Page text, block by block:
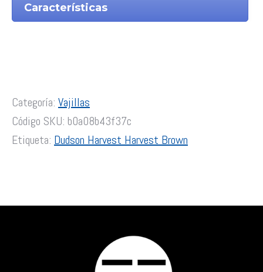
Características
Categoría: Vajillas
Código SKU: b0a08b43f37c
Etiqueta: Dudson Harvest Harvest Brown